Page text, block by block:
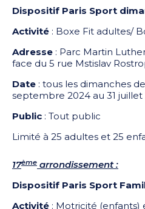
Dispositif Paris Sport
Activité : Boxe Fit adultes/
Adresse : Parc Martin
face du 5 rue Mstislav
Date : tous les dimanches
septembre 2024 au 31 juillet
Public : Tout public
Limité à 25 adultes et 25
17ème arrondissement :
Dispositif Paris Sport
Activité : Motricité (enfants)